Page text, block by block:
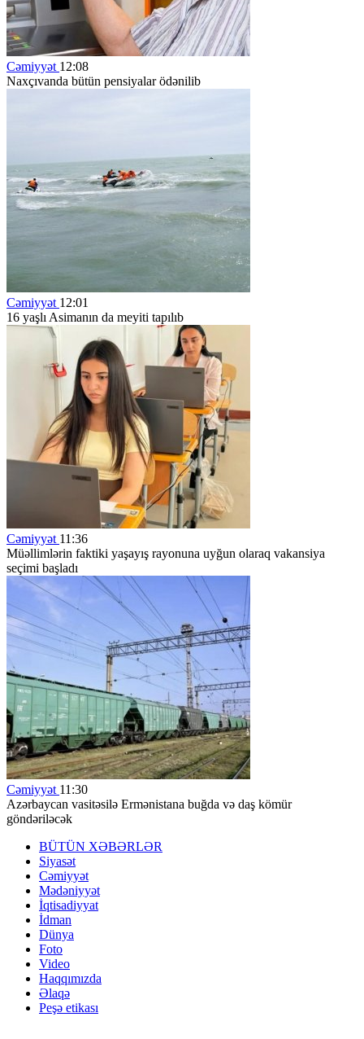
Cəmiyyət 12:08
Naxçıvanda bütün pensiyalar ödənilib
Cəmiyyət 12:01
16 yaşlı Asimanın da meyiti tapılıb
Cəmiyyət 11:36
Müəllimlərin faktiki yaşayış rayonuna uyğun olaraq vakansiya
seçimi başladı
Cəmiyyət 11:30
Azərbaycan vasitəsilə Ermənistana buğda və daş kömür
göndəriləcək
BÜTÜN XƏBƏRLƏR
Siyasət
Cəmiyyət
Mədəniyyət
İqtisadiyyat
İdman
Dünya
Foto
Video
Haqqımızda
Əlaqə
Peşə etikası